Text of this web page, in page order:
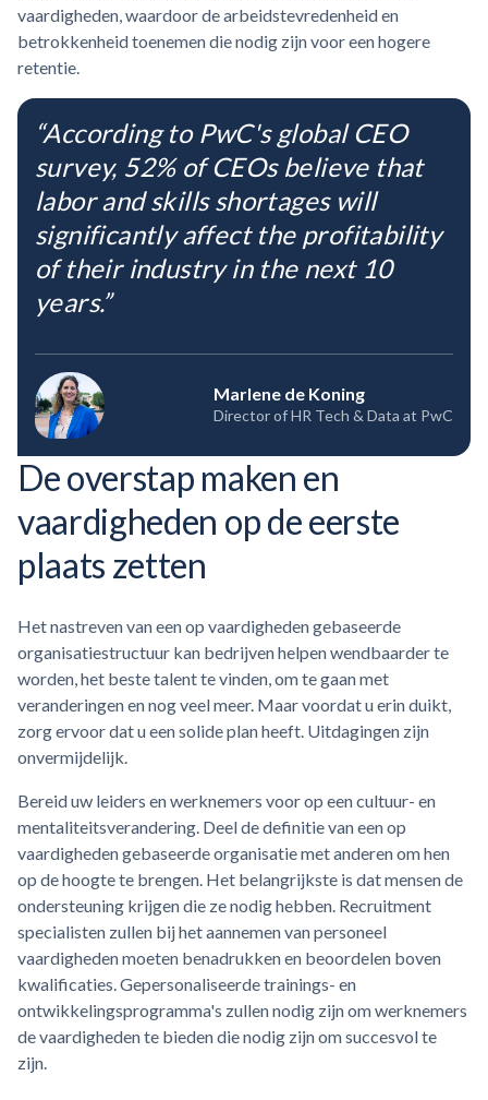
vaardigheden, waardoor de arbeidstevredenheid en
betrokkenheid toenemen die nodig zijn voor een hogere
retentie.
“According to PwC's global CEO
survey, 52% of CEOs believe that
labor and skills shortages will
significantly affect the profitability
of their industry in the next 10
years.”
Marlene de Koning
Director of HR Tech & Data at PwC
De overstap maken en
vaardigheden op de eerste
plaats zetten
Het nastreven van een op vaardigheden gebaseerde
organisatiestructuur kan bedrijven helpen wendbaarder te
worden, het beste talent te vinden, om te gaan met
veranderingen en nog veel meer. Maar voordat u erin duikt,
zorg ervoor dat u een solide plan heeft. Uitdagingen zijn
onvermijdelijk.
Bereid uw leiders en werknemers voor op een cultuur- en
mentaliteitsverandering. Deel de definitie van een op
vaardigheden gebaseerde organisatie met anderen om hen
op de hoogte te brengen. Het belangrijkste is dat mensen de
ondersteuning krijgen die ze nodig hebben. Recruitment
specialisten zullen bij het aannemen van personeel
vaardigheden moeten benadrukken en beoordelen boven
kwalificaties. Gepersonaliseerde trainings- en
ontwikkelingsprogramma's zullen nodig zijn om werknemers
de vaardigheden te bieden die nodig zijn om succesvol te
zijn.